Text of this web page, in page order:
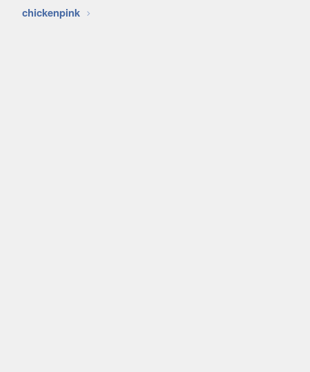
chickenpink